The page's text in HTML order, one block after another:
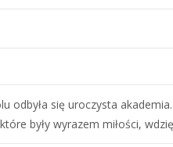
odbyła się uroczysta
były wyrazem miłości,